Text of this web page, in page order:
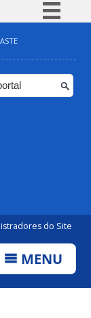
BR
do Site
MENU